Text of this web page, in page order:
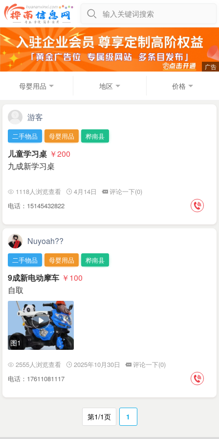
输入关键词搜索
母婴用品 地区 价格
游客
二手物品 母婴用品 桦南县
儿童学习桌 ￥200
九成新学习桌
1118人浏览查看 4月14日
评论一下(0)
电话：15145432822
Nuyoah??
二手物品 母婴用品 桦南县
9成新电动摩车 ￥100
自取
图1
2555人浏览查看 2025年10月30日
评论一下(0)
电话：17611081117
第1/1页 1